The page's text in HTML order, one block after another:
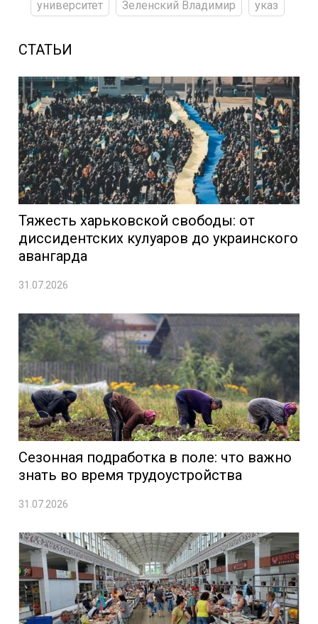
университет Зеленский Владимир указ
СТАТЬИ
Тяжесть харьковской свободы: от
диссидентских кулуаров до украинского
авангарда
31.07.2026
Сезонная подработка в поле: что важно
знать во время трудоустройства
31.07.2026